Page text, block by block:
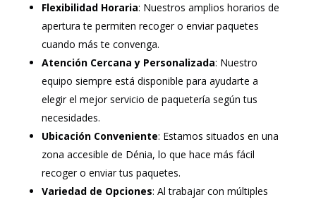
Flexibilidad Horaria: Nuestros amplios horarios de
apertura te permiten recoger o enviar paquetes
cuando más te convenga.
Atención Cercana y Personalizada: Nuestro
equipo siempre está disponible para ayudarte a
elegir el mejor servicio de paquetería según tus
necesidades.
Ubicación Conveniente: Estamos situados en una
zona accesible de Dénia, lo que hace más fácil
recoger o enviar tus paquetes.
Variedad de Opciones: Al trabajar con múltiples